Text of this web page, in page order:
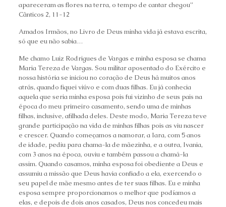
apareceram as flores na terra, o tempo de cantar chegou”
Cânticos 2, 11-12
Amados Irmãos, no Livro de Deus minha vida já estava escrita,
só que eu não sabia…
Me chamo Luiz Rodrigues de Vargas e minha esposa se chama
Maria Tereza de Vargas. Sou militar aposentado do Exército e
nossa história se iniciou no coração de Deus há muitos anos
atrás, quando fiquei viúvo e com duas filhas. Eu já conhecia
aquela que seria minha esposa pois fui vizinho de seus pais na
época do meu primeiro casamento, sendo uma de minhas
filhas, inclusive, afilhada deles. Deste modo, Maria Tereza teve
grande participação na vida de minhas filhas pois as viu nascer
e crescer. Quando começamos a namorar, a Iara, com 5 anos
de idade, pediu para chama-la de mãezinha, e a outra, Ivania,
com 3 anos na época, ouviu e também passou a chamá-la
assim. Quando casamos, minha esposa foi obediente a Deus e
assumiu a missão que Deus havia confiado a ela, exercendo o
seu papel de mãe mesmo antes de ter suas filhas. Eu e minha
esposa sempre proporcionamos o melhor que podíamos a
elas, e depois de dois anos casados, Deus nos concedeu mais